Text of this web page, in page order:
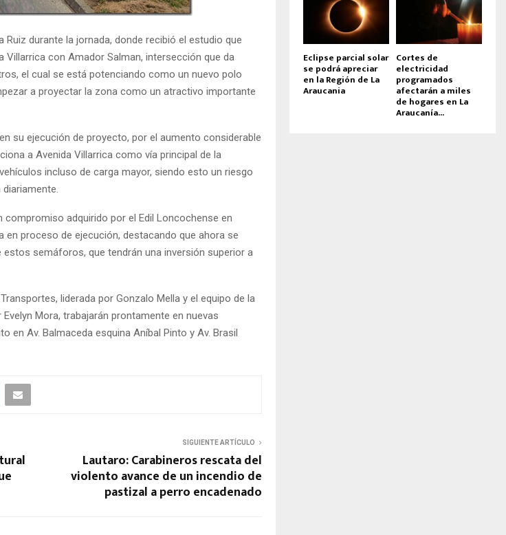
durante la jornada, donde recibió el estudio que
con Amador Salman, intersección que da
el cual se está potenciando como un nuevo polo
a proyectar la zona como un atractivo importante
su ejecución de proyecto, por el aumento considerable
a Avenida Villarrica como vía principal de la
incluso de carga mayor, siendo esto un riesgo
adquirido por el Edil Loncochense en
en proceso de ejecución, destacando que ahora se
semáforos, que tendrán una inversión superior a
liderada por Gonzalo Mella y el equipo de la
Mora, trabajarán prontamente en nuevas
en Av. Balmaceda esquina Aníbal Pinto y Av. Brasil
SIGUIENTE ARTÍCULO
Lautaro: Carabineros rescata del
violento avance de un incendio de
pastizal a perro encadenado
Eclipse parcial solar
se podrá apreciar
en la Región de La
Araucania
Cortes de
electricidad
programados
afectarán a miles
de hogares en La
Araucanía...